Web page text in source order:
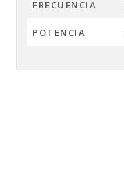
FRECUENCIA
POTENCIA